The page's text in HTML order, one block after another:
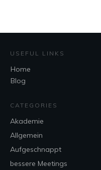
USEFUL LINKS
Home
Blog
CATEGORIES
Akademie
Allgemein
Aufgeschnappt
bessere Meetings